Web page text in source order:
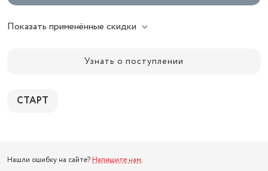
Показать применённые скидки
Узнать о поступлении
СТАРТ
Нашли ошибку на сайте? Напишите нам.